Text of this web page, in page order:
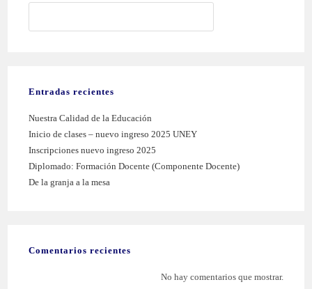
Entradas recientes
Nuestra Calidad de la Educación
Inicio de clases – nuevo ingreso 2025 UNEY
Inscripciones nuevo ingreso 2025
Diplomado: Formación Docente (Componente Docente)
De la granja a la mesa
Comentarios recientes
No hay comentarios que mostrar.